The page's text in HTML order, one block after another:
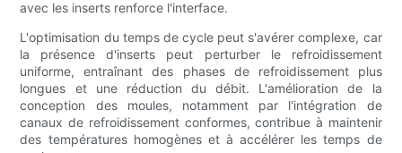
avec les inserts renforce l'interface.
L'optimisation du temps de cycle peut s'avérer complexe, car
la présence d'inserts peut perturber le refroidissement
uniforme, entraînant des phases de refroidissement plus
longues et une réduction du débit. L'amélioration de la
conception des moules, notamment par l'intégration de
canaux de refroidissement conformes, contribue à maintenir
des températures homogènes et à accélérer les temps de